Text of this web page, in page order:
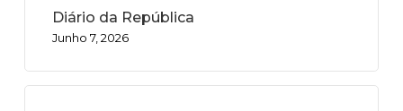
Diário da República
Junho 7, 2026